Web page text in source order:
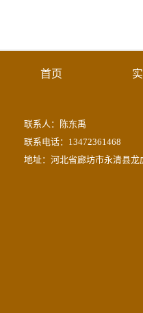
首页
联系人：陈东禹
联系电话：13472361468
地址：河北省廊坊市永清县龙